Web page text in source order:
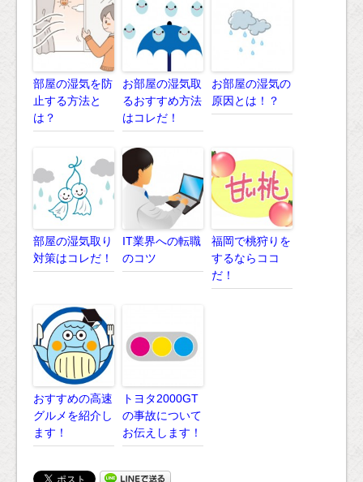
部屋の湿気を防
止する方法と
は？
お部屋の湿気取
るおすすめ方法
はコレだ！
お部屋の湿気の
原因とは！？
部屋の湿気取り
対策はコレだ！
IT業界への転職
のコツ
福岡で桃狩りを
するならココ
だ！
おすすめの高速
グルメを紹介し
ます！
トヨタ2000GT
の事故について
お伝えします！